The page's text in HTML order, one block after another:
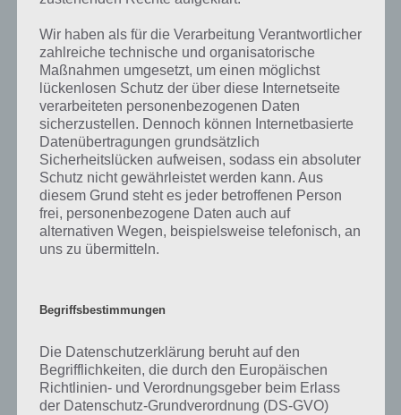
Auf der Karte werden die Beißer und Geschützturme
Doomeris
Wir haben als für die Verarbeitung Verantwortlicher
zahlreiche technische und organisatorische
Maßnahmen umgesetzt, um einen möglichst
lückenlosen Schutz der über diese Internetseite
verarbeiteten personenbezogenen Daten
sicherzustellen. Dennoch können Internetbasierte
Datenübertragungen grundsätzlich
Sicherheitslücken aufweisen, sodass ein absoluter
Schutz nicht gewährleistet werden kann. Aus
diesem Grund steht es jeder betroffenen Person
frei, personenbezogene Daten auch auf
alternativen Wegen, beispielsweise telefonisch, an
uns zu übermitteln.
Begriffsbestimmungen
Die Datenschutzerklärung beruht auf den
Begrifflichkeiten, die durch den Europäischen
Richtlinien- und Verordnungsgeber beim Erlass
der Datenschutz-Grundverordnung (DS-GVO)